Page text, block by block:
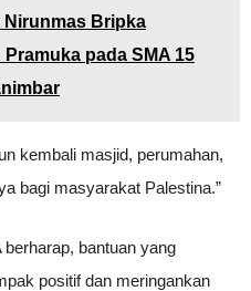
Nirunmas Bripka
pada SMA 15
kembali masjid, perumahan,
bagi masyarakat Palestina.”
bantuan yang
positif dan meringankan